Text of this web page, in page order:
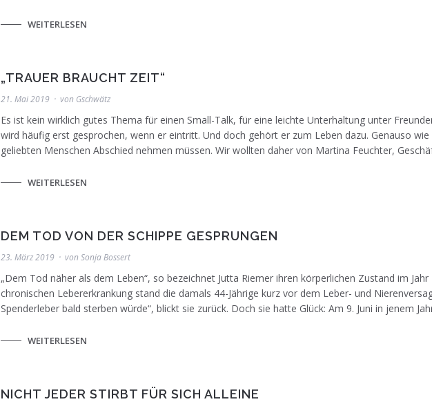
WEITERLESEN
Mit Kindern über Sterben, Tod und Trauer sprechen. Martina
„TRAUER BRAUCHT ZEIT“
21. Mai 2019 von Gschwätz
Es ist kein wirklich gutes Thema für einen Small-Talk, für eine leichte Unterhaltung unter
wird häufig erst gesprochen, wenn er eintritt. Und doch gehört er zum Leben dazu. Genauso
geliebten Menschen Abschied nehmen müssen. Wir wollten daher von Martina Feuchter,
WEITERLESEN
DEM TOD VON DER SCHIPPE GESPRUNGEN
23. März 2019 von Sonja Bossert
„Dem Tod näher als dem Leben“, so bezeichnet Jutta Riemer ihren körperlichen Zustand im
chronischen Lebererkrankung stand die damals 44-Jährige kurz vor dem Leber- und
Spenderleber bald sterben würde“, blickt sie zurück. Doch sie hatte Glück: Am 9. Juni in jenem
WEITERLESEN
Bärbel Weltin (links) und Ingeborg Zeller beim Pressegespräch im
NICHT JEDER STIRBT FÜR SICH ALLEINE